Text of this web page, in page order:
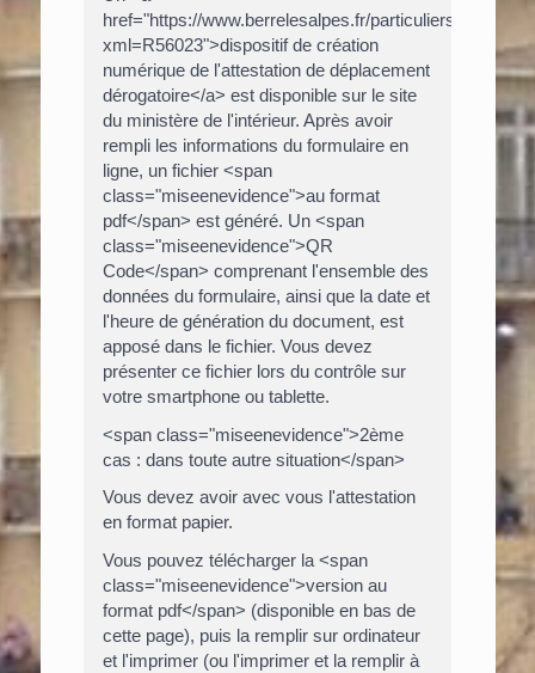
href="https://www.berrelesalpes.fr/particuliers/?
xml=R56023">dispositif de création
numérique de l'attestation de déplacement
dérogatoire</a> est disponible sur le site
du ministère de l'intérieur. Après avoir
rempli les informations du formulaire en
ligne, un fichier <span
class="miseenevidence">au format
pdf</span> est généré. Un <span
class="miseenevidence">QR
Code</span> comprenant l'ensemble des
données du formulaire, ainsi que la date et
l'heure de génération du document, est
apposé dans le fichier. Vous devez
présenter ce fichier lors du contrôle sur
votre smartphone ou tablette.
<span class="miseenevidence">2ème
cas : dans toute autre situation</span>
Vous devez avoir avec vous l'attestation
en format papier.
Vous pouvez télécharger la <span
class="miseenevidence">version au
format pdf</span> (disponible en bas de
cette page), puis la remplir sur ordinateur
et l'imprimer (ou l'imprimer et la remplir à